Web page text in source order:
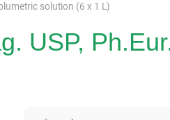
solution (6 x 1 L)
USP,
Panreac AppliChem